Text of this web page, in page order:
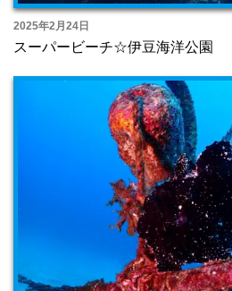
2025年2月24日
スーパービーチ☆伊豆海洋公園